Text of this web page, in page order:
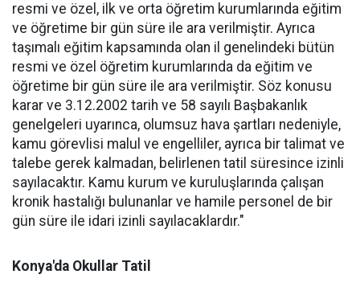
resmi ve özel, ilk ve orta öğretim kurumlarında eğitim
ve öğretime bir gün süre ile ara verilmiştir. Ayrıca
taşımalı eğitim kapsamında olan il genelindeki bütün
resmi ve özel öğretim kurumlarında da eğitim ve
öğretime bir gün süre ile ara verilmiştir. Söz konusu
karar ve 3.12.2002 tarih ve 58 sayılı Başbakanlık
genelgeleri uyarınca, olumsuz hava şartları nedeniyle,
kamu görevlisi malul ve engelliler, ayrıca bir talimat ve
talebe gerek kalmadan, belirlenen tatil süresince izinli
sayılacaktır. Kamu kurum ve kuruluşlarında çalışan
kronik hastalığı bulunanlar ve hamile personel de bir
gün süre ile idari izinli sayılacaklardır."
Konya'da Okullar Tatil